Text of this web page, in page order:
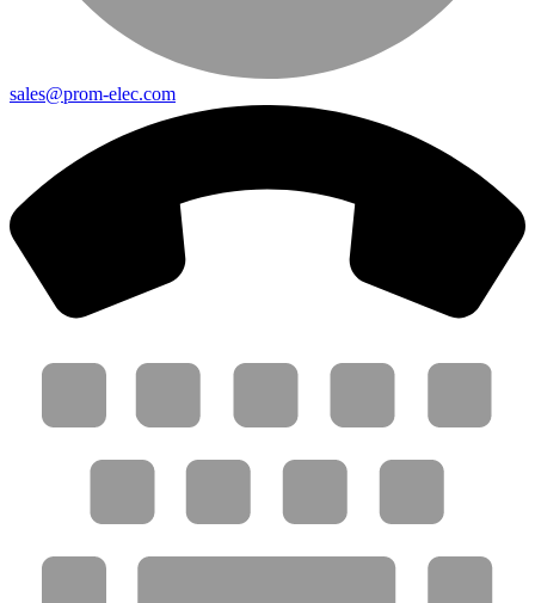
sales@prom-elec.com